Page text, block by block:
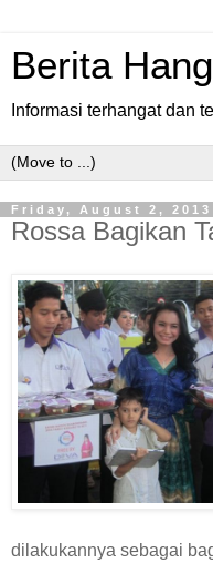
Berita
Informasi terhangat dan
Friday, August 2, 2013
Rossa Bagikan
dilakukannya sebagai